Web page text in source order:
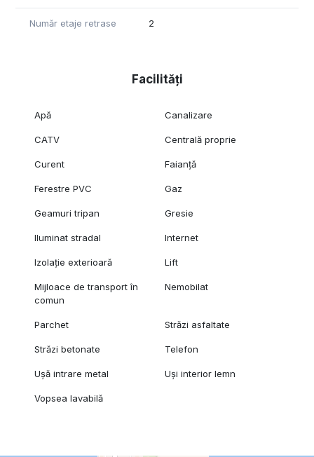
Număr etaje retrase 2
Facilități
Apă Canalizare
CATV Centrală proprie
Curent Faianță
Ferestre PVC Gaz
Geamuri tripan Gresie
Iluminat stradal Internet
Izolație exterioară Lift
Mijloace de transport în
comun
Nemobilat
Parchet Străzi asfaltate
Străzi betonate Telefon
Ușă intrare metal Uși interior lemn
Vopsea lavabilă